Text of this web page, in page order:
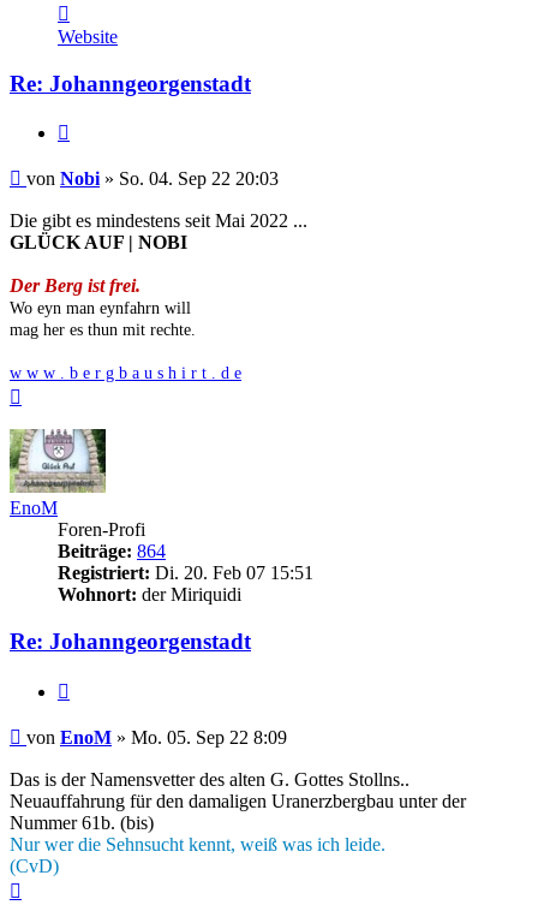
von
Nobi
Website
Re: Johanngeorgenstadt
Beitrag
von Nobi» So. 04. Sep 22 20:03
Die gibt es mindestens seit Mai 2022 ...
GLÜCK AUF | NOBI
Der Berg ist frei.
Wo eyn man eynfahrn will
mag her es thun mit rechte.
w w w . b e r g b a u s h i r t . d e
EnoM
Foren-Profi
Beiträge: 864
Registriert: Di. 20. Feb 07 15:51
Wohnort: der Miriquidi
Re: Johanngeorgenstadt
Beitrag
von EnoM » Mo. 05. Sep 22 8:09
Das is der Namensvetter des alten G. Gottes Stollns..
Neuauffahrung für den damaligen Uranerzbergbau unter der
Nummer 61b. (bis)
Nur wer die Sehnsucht kennt, weiß was ich leide.
(CvD)